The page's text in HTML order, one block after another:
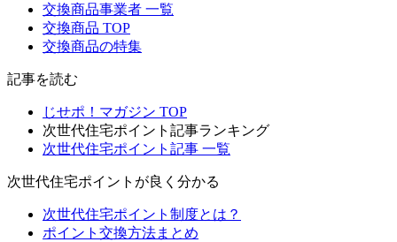
交換商品事業者 一覧
交換商品 TOP
交換商品の特集
記事を読む
じせポ！マガジン TOP
次世代住宅ポイント記事ランキング
次世代住宅ポイント記事 一覧
次世代住宅ポイントが良く分かる
次世代住宅ポイント制度とは？
ポイント交換方法まとめ